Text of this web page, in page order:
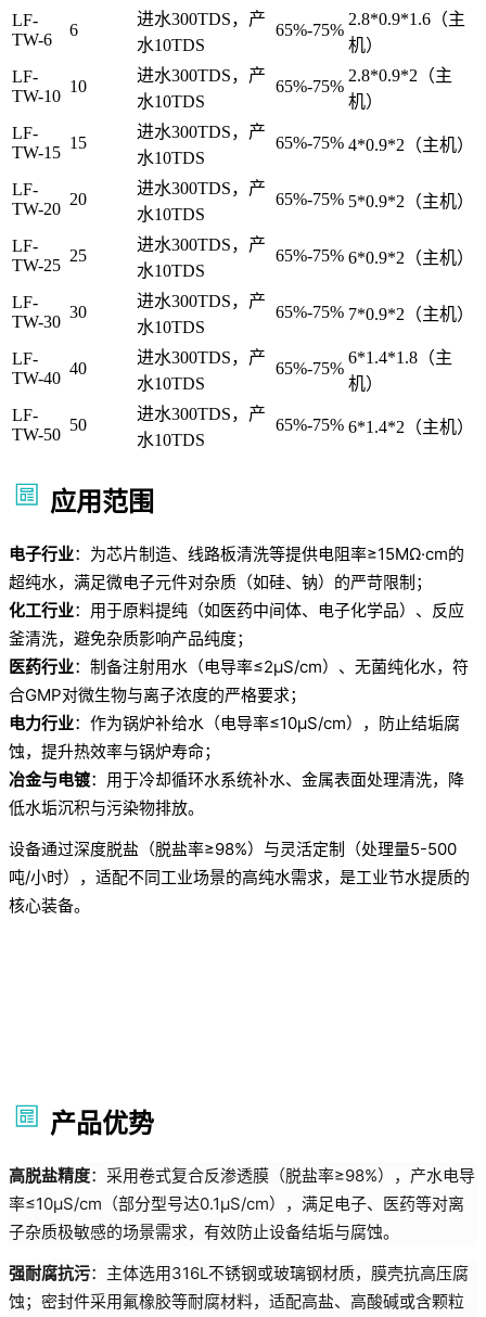
LF-
TW-6
6
进水300TDS，产
水10TDS
65%-75%
2.8*0.9*1.6（主
机）
LF-
TW-10
10
进水300TDS，产
水10TDS
65%-75%
2.8*0.9*2（主
机）
LF-
TW-15
15
进水300TDS，产
水10TDS
65%-75% 4*0.9*2（主机）
LF-
TW-20
20
进水300TDS，产
水10TDS
65%-75% 5*0.9*2（主机）
LF-
TW-25
25
进水300TDS，产
水10TDS
65%-75% 6*0.9*2（主机）
LF-
TW-30
30
进水300TDS，产
水10TDS
65%-75% 7*0.9*2（主机）
LF-
TW-40
40
进水300TDS，产
水10TDS
65%-75%
6*1.4*1.8（主
机）
LF-
TW-50
50
进水300TDS，产
水10TDS
65%-75% 6*1.4*2（主机）
应用范围
电子行业：为芯片制造、线路板清洗等提供电阻率≥15MΩ·cm的
超纯水，满足微电子元件对杂质（如硅、钠）的严苛限制；
化工行业：用于原料提纯（如医药中间体、电子化学品）、反应
釜清洗，避免杂质影响产品纯度；
医药行业：制备注射用水（电导率≤2μS/cm）、无菌纯化水，符
合GMP对微生物与离子浓度的严格要求；
电力行业：作为锅炉补给水（电导率≤10μS/cm），防止结垢腐
蚀，提升热效率与锅炉寿命；
冶金与电镀：用于冷却循环水系统补水、金属表面处理清洗，降
低水垢沉积与污染物排放。
设备通过深度脱盐（脱盐率≥98%）与灵活定制（处理量5-500
吨/小时），适配不同工业场景的高纯水需求，是工业节水提质的
核心装备。
产品优势
高脱盐精度：采用卷式复合反渗透膜（脱盐率≥98%），产水电导
率≤10μS/cm（部分型号达0.1μS/cm），满足电子、医药等对离
子杂质极敏感的场景需求，有效防止设备结垢与腐蚀。
强耐腐抗污：主体选用316L不锈钢或玻璃钢材质，膜壳抗高压腐
蚀；密封件采用氟橡胶等耐腐材料，适配高盐、高酸碱或含颗粒